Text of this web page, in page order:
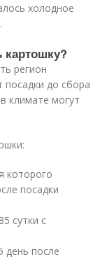
холодное
регион
посадки до сбора
климате могут
которого
посадки
сутки с
день после